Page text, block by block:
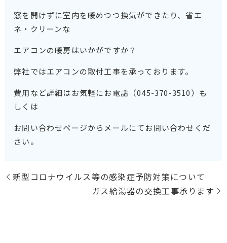
窓を開けずに室内を暖めつつ換気ができたり、省エ
ネ・クリーンな
エアコンの暖房はいかがですか？
弊社ではエアコンの取付工事を承っております。
費用など詳細はお気軽にお電話（045-370-3510）も
しくは
お問い合わせページからメールにてお問い合わせくだ
さい。
新型コロナウイルス等の感染症予防対策について
ガス給湯器の交換工事承ります